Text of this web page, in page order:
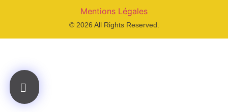
Mentions Légales
© 2026 All Rights Reserved.